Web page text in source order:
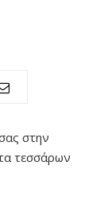
στην
τεσσάρων